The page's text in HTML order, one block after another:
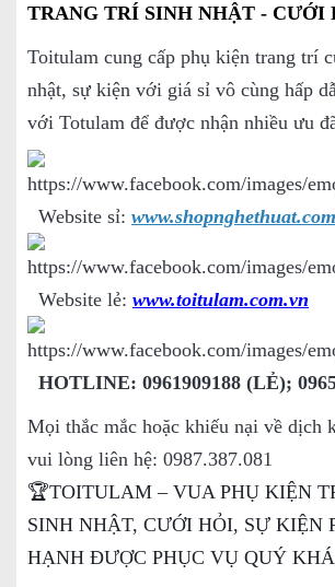
TRANG TRÍ SINH NHẬT - CƯỚI
Toitulam cung cấp phụ kiện trang trí
nhật, sự kiện với giá sỉ vô cùng hấp
với Totulam để được nhận nhiều ưu
Website sỉ:
Website lẻ: www.toitulam.com.vn
HOTLINE: 0961909188 (LẺ);
Mọi thắc mắc hoặc khiếu nại về dịch
vui lòng liên hệ: 0987.387.081
🏆TOITULAM – VUA PHỤ KIỆN
SINH NHẬT, CƯỚI HỎI, SỰ KIỆN
HẠNH ĐƯỢC PHỤC VỤ QUÝ